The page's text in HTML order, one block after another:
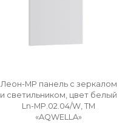
Леон-МР панель с зеркалом
и светильником, цвет белый
Ln-MP.02.04/W, ТМ
«AQWELLA»